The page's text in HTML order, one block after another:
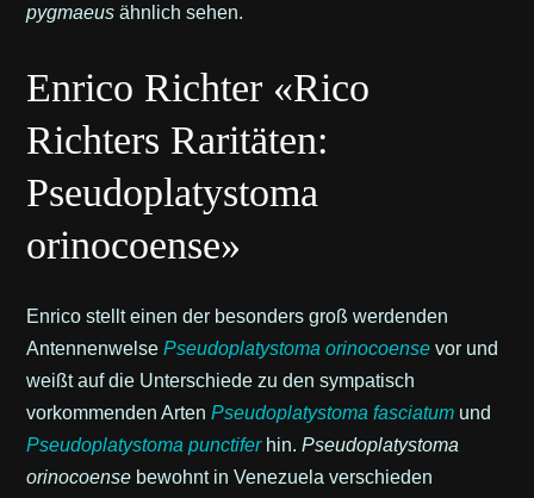
pygmaeus ähnlich sehen.
Enrico Richter «Rico
Richters Raritäten:
Pseudoplatystoma
orinocoense»
Enrico stellt einen der besonders groß werdenden
AntennenwelsePseudoplatystoma orinocoense vor und
weißt auf die Unterschiede zu den sympatisch
vorkommenden ArtenPseudoplatystoma fasciatum und
Pseudoplatystoma punctiferhin.Pseudoplatystoma
orinocoense bewohnt in Venezuela verschieden